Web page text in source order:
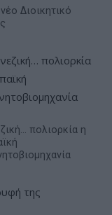
Διοικητικό
πολιορκία η